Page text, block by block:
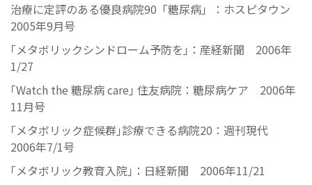
治療に定評のある優良病院90「糖尿病」：ホスピタウン
2005年9月号
｢メタボリックシンドローム予防を｣：産経新聞 2006年
1/27
｢Watch the 糖尿病 care｣ 住友病院：糖尿病ケア 2006年
11月号
｢メタボリック症候群｣診療できる病院20：週刊現代
2006年7/1号
｢メタボリック教育入院｣：日経新聞 2006年11/21